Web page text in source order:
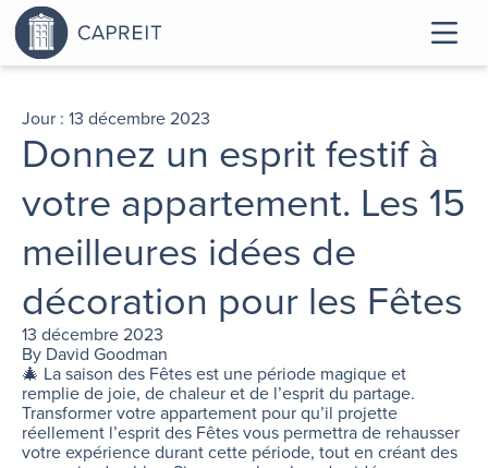
Jour : 13 décembre 2023
Donnez un esprit festif à
votre appartement. Les 15
meilleures idées de
décoration pour les Fêtes
13 décembre 2023
By David Goodman
🎄 La saison des Fêtes est une période magique et
remplie de joie, de chaleur et de l’esprit du partage.
Transformer votre appartement pour qu’il projette
réellement l’esprit des Fêtes vous permettra de rehausser
votre expérience durant cette période, tout en créant des